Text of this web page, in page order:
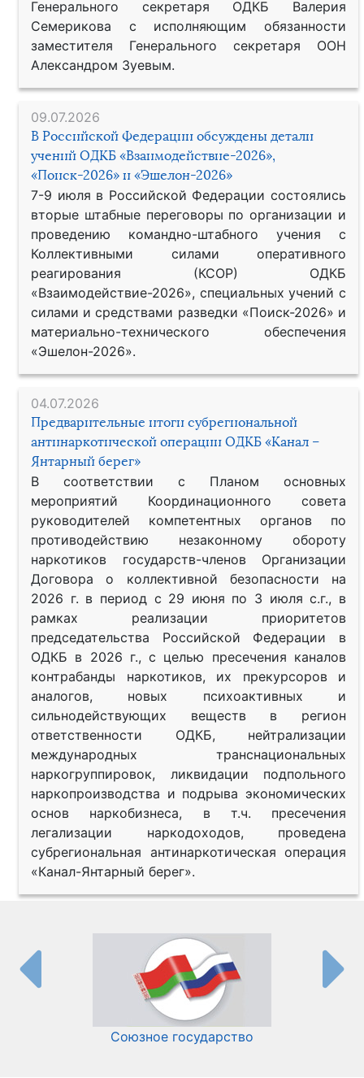
Генерального секретаря ОДКБ Валерия
Семерикова с исполняющим обязанности
заместителя Генерального секретаря ООН
Александром Зуевым.
09.07.2026
В Российской Федерации обсуждены детали
учений ОДКБ «Взаимодействие-2026»,
«Поиск-2026» и «Эшелон-2026»
7-9 июля в Российской Федерации состоялись
вторые штабные переговоры по организации и
проведению командно-штабного учения с
Коллективными силами оперативного
реагирования (КСОР) ОДКБ
«Взаимодействие-2026», специальных учений с
силами и средствами разведки «Поиск-2026» и
материально-технического обеспечения
«Эшелон-2026».
04.07.2026
Предварительные итоги субрегиональной
антинаркотической операции ОДКБ «Канал –
Янтарный берег»
В соответствии с Планом основных
мероприятий Координационного совета
руководителей компетентных органов по
противодействию незаконному обороту
наркотиков государств-членов Организации
Договора о коллективной безопасности на
2026 г. в период с 29 июня по 3 июля с.г., в
рамках реализации приоритетов
председательства Российской Федерации в
ОДКБ в 2026 г., с целью пресечения каналов
контрабанды наркотиков, их прекурсоров и
аналогов, новых психоактивных и
сильнодействующих веществ в регион
ответственности ОДКБ, нейтрализации
международных транснациональных
наркогруппировок, ликвидации подпольного
наркопроизводства и подрыва экономических
основ наркобизнеса, в т.ч. пресечения
легализации наркодоходов, проведена
субрегиональная антинаркотическая операция
«Канал-Янтарный берег».
Союзное государство